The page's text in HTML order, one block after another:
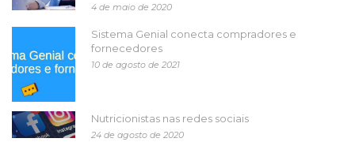
4 de maio de 2020
Sistema Genial conecta compradores e
fornecedores
10 de agosto de 2021
Nutricionistas nas redes sociais
24 de agosto de 2020